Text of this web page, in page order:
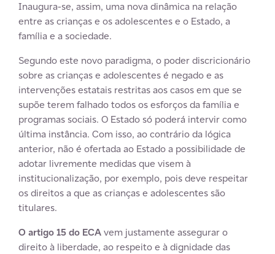
Inaugura-se, assim, uma nova dinâmica na relação
entre as crianças e os adolescentes e o Estado, a
família e a sociedade.
Segundo este novo paradigma, o poder discricionário
sobre as crianças e adolescentes é negado e as
intervenções estatais restritas aos casos em que se
supõe terem falhado todos os esforços da família e
programas sociais. O Estado só poderá intervir como
última instância. Com isso, ao contrário da lógica
anterior, não é ofertada ao Estado a possibilidade de
adotar livremente medidas que visem à
institucionalização, por exemplo, pois deve respeitar
os direitos a que as crianças e adolescentes são
titulares.
O artigo 15 do ECAvem justamente assegurar o
direito à liberdade, ao respeito e à dignidade das